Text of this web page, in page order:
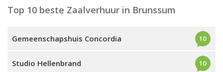
Top 10 beste Zaalverhuur in Brunssum
Gemeenschapshuis Concordia 10
Studio Hellenbrand 10